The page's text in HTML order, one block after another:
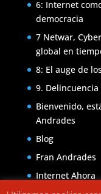
6: Internet
democracia
7 Netwar,
global en
8: El auge de
9.
Bienvenido,
Andrades
Blog
Fran Andrades
Internet Ahora